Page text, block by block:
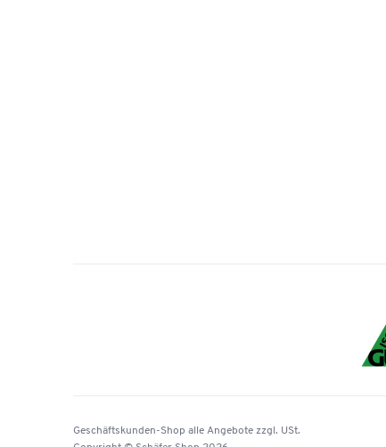
Geschäftskunden-Shop alle Angebote zzgl. USt.